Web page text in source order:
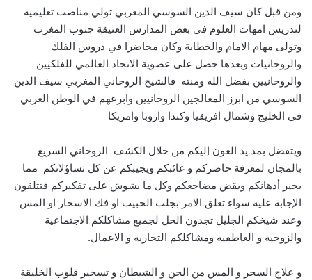
ومن قبل كان سيف الدين السوسي المغربي تولي مناصب تعليمية
لتدريس امهات العلوم في بعض المدارس العتيقة جنوب المغرب
وتولى مهام الامام والخطابة وكان محاضرا في دروس الفلك
والروحانيات وبعدها حصل على عضوية الاتحاد العالمي للفلكيين
والروحانيين بفضل الله ومنته فالشيخ الروحاني المغربي سيف الدين
السوسي من ابرز المعالجين الروحانيين وابرعهم في الوطن العربي
في الخليج وشمال افريقيا وكندا واروبا وامريكا
ويتفضل بمد يد العون إليكم من خلال الكشف الروحاني السريع
بالمجان لمعرفة حاضركم و غائبكم ويجيبكم عن كل تساؤلاتكم مما
يحير أذهانكم ويقض مضاجعكم وكل ما يشوش على تفكيركم فتتلقون
الإجابة عليه سواء تعلق الامر بجلب الحبيب او فك الاسحار او المس
وعند شيخكم الجليل تجدون الحل لجميع مشاكلكم الاجتماعية
والزوجية و العاطفية ومشاكلكم التجارية و الاعمال.
و علاج السحر و المس من الجن و الشيطان و تسخير قلوب الخليقة